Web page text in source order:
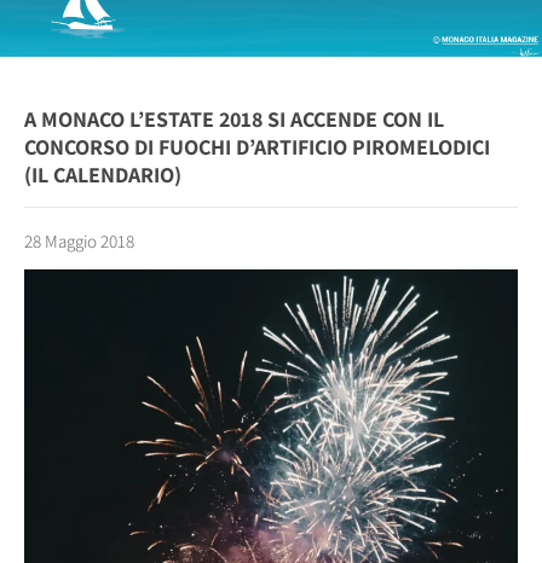
A MONACO L’ESTATE 2018 SI ACCENDE CON IL
CONCORSO DI FUOCHI D’ARTIFICIO PIROMELODICI
(IL CALENDARIO)
28 Maggio 2018